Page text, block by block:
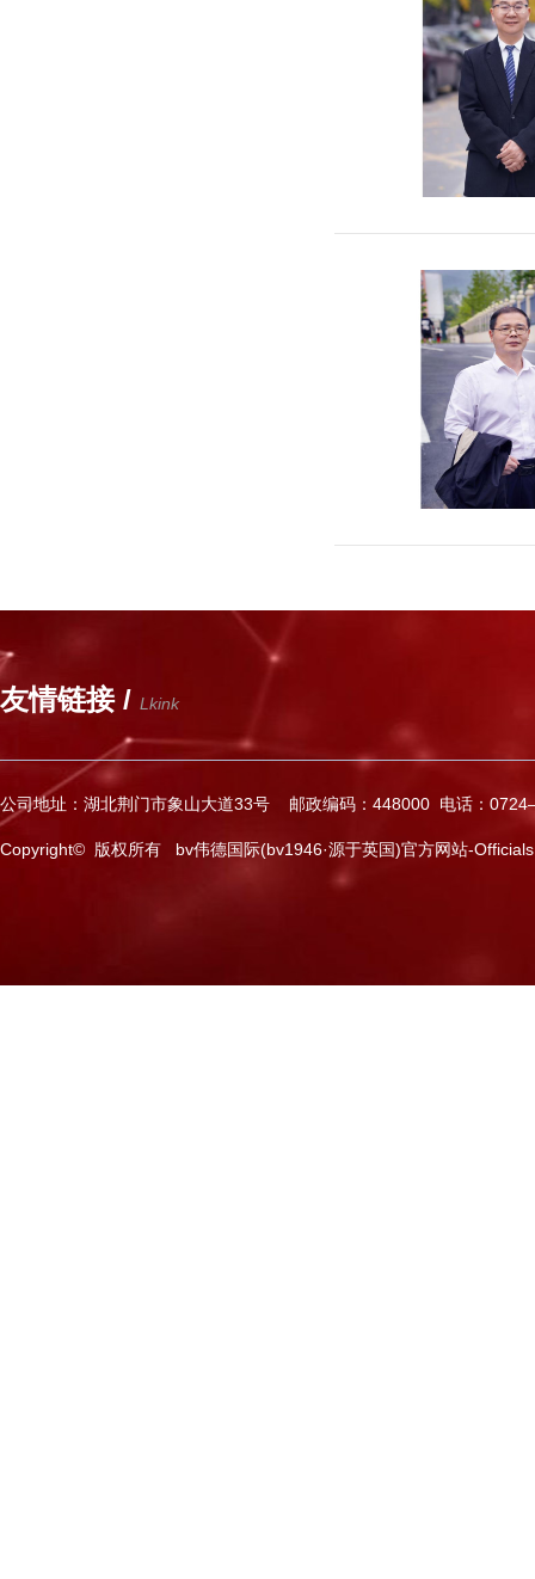
友情链接 / Lkink
公司地址：湖北荆门市象山大道33号 邮政编码：448000 电话：
Copyright© 版权所有 bv伟德国际(bv1946·源于英国)官方网站-